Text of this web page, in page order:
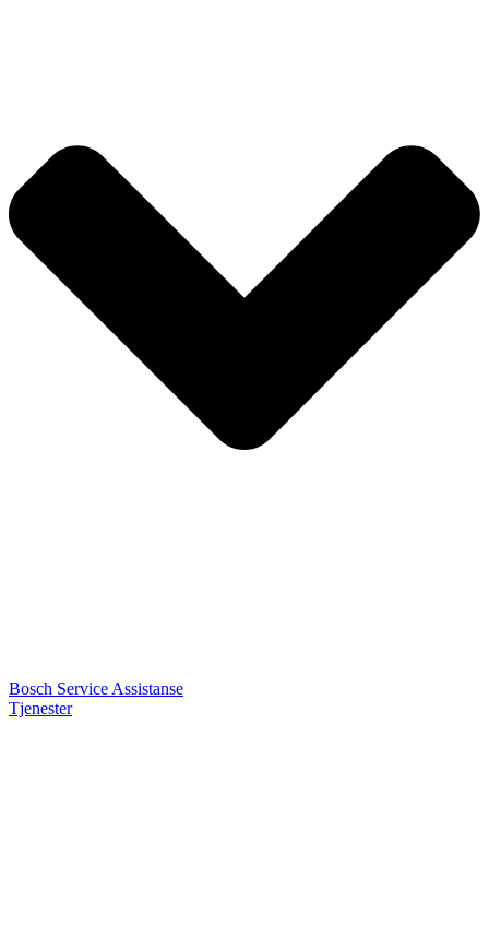
Bosch Service Assistanse
Tjenester